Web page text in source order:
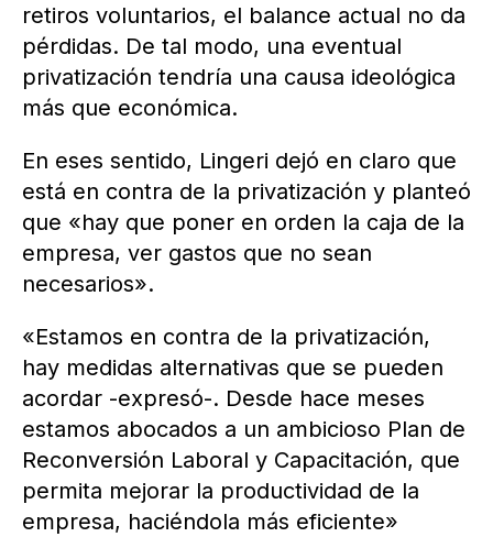
retiros voluntarios, el balance actual no da
pérdidas. De tal modo, una eventual
privatización tendría una causa ideológica
más que económica.
En eses sentido, Lingeri dejó en claro que
está en contra de la privatización y planteó
que «hay que poner en orden la caja de la
empresa, ver gastos que no sean
necesarios».
«Estamos en contra de la privatización,
hay medidas alternativas que se pueden
acordar -expresó-. Desde hace meses
estamos abocados a un ambicioso Plan de
Reconversión Laboral y Capacitación, que
permita mejorar la productividad de la
empresa, haciéndola más eficiente»